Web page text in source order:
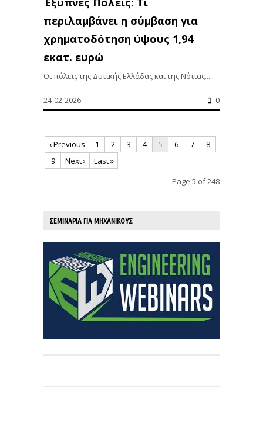
περιλαμβάνει η σύμβαση για
χρηματοδότηση ύψους 1,94
εκατ. ευρώ
Οι πόλεις της Δυτικής Ελλάδας και της Νότιας...
24-02-2026 0
‹ Previous 1 2 3 4 5 6 7
8
9
Next ›
Last »
Page 5 of 248
ΣΕΜΙΝΑΡΙΑ ΓΙΑ ΜΗΧΑΝΙΚΟΥΣ